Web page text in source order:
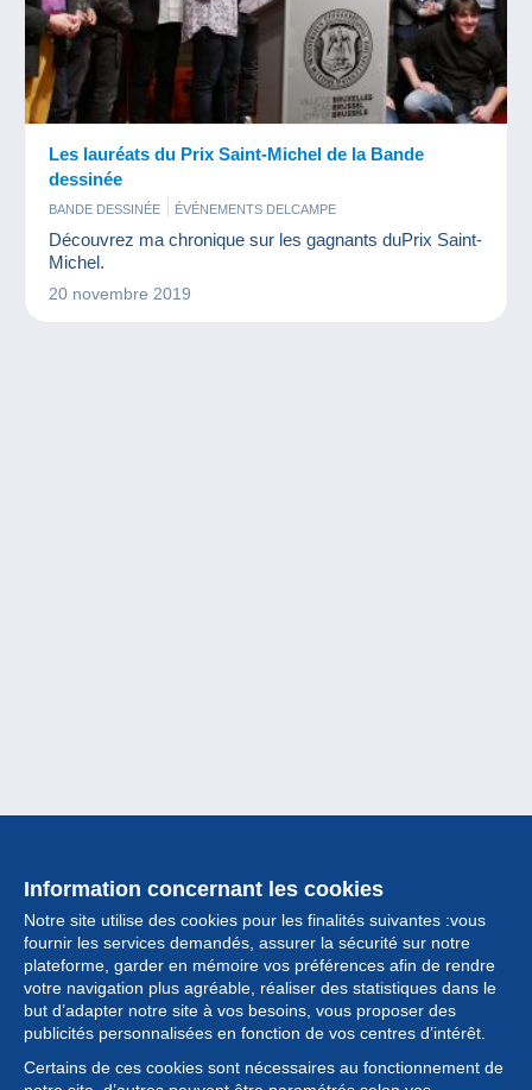
Les lauréats du Prix Saint-Michel de la Bande
dessinée
BANDE DESSINÉE ÉVÉNEMENTS DELCAMPE
Découvrez ma chronique sur les gagnants duPrix Saint-
Michel.
20 novembre 2019
Information concernant les cookies
Notre site utilise des cookies pour les finalités suivantes :vous
fournir les services demandés, assurer la sécurité sur notre
plateforme, garder en mémoire vos préférences afin de rendre
votre navigation plus agréable, réaliser des statistiques dans le
but d’adapter notre site à vos besoins, vous proposer des
publicités personnalisées en fonction de vos centres d’intérêt.
Certains de ces cookies sont nécessaires au fonctionnement de
Collection
Actualités